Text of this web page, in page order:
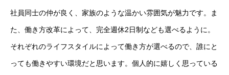
社員同士の仲が良く、家族のような温かい雰囲気が魅力です。ま
た、働き方改革によって、完全週休2日制なども選べるように。
それぞれのライフスタイルによって働き方が選べるので、誰にと
っても働きやすい環境だと思います。個人的に嬉しく思っている